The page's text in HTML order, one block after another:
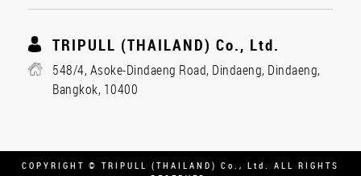
TRIPULL (THAILAND) Co., Ltd.
548/4, Asoke-Dindaeng Road, Dindaeng, Dindaeng,
Bangkok, 10400
COPYRIGHT © TRIPULL (THAILAND) Co., Ltd. ALL RIGHTS